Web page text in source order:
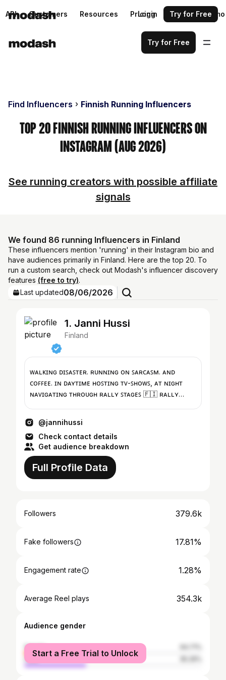
API Customers Resources Pricing Request a demo
Login Try for Free
Try for Free
Find Influencers Finnish Running Influencers
Top 20 Finnish Running Influencers on
Instagram (Aug 2026)
See running creators with possible affiliate
signals
We found 86 running Influencers in Finland
These influencers mention 'running' in their Instagram bio and
have audiences primarily in Finland. Here are the top 20. To
run a custom search, check out Modash's influencer discovery
features (free to try).
Last updated08/06/2026
1. Janni Hussi
Finland
ᴡᴀʟᴋɪɴɢ ᴅɪꜱᴀꜱᴛᴇʀ. ʀᴜɴɴɪɴɢ ᴏɴ ꜱᴀʀᴄᴀꜱᴍ. ᴀɴᴅ
ᴄᴏꜰꜰᴇᴇ. ɪɴ ᴅᴀʏᴛɪᴍᴇ ʜᴏꜱᴛɪɴɢ ᴛᴠ-ꜱʜᴏᴡꜱ, ᴀᴛ ɴɪɢʜᴛ
ɴᴀᴠɪɢᴀᴛɪɴɢ ᴛʜʀᴏᴜɢʜ ʀᴀʟʟʏ ꜱᴛᴀɢᴇꜱ 🇫🇮 ʀᴀʟʟʏ
@jannihussi
Check contact details
Get audience breakdown
Full Profile Data
Followers 379.6k
Fake followers 17.81%
Engagement rate 1.28%
Average Reel plays 354.3k
Audience gender
female
male
Start a Free Trial to Unlock